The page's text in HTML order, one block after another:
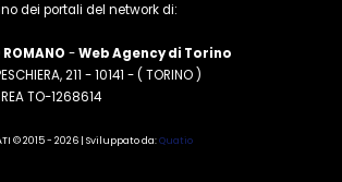
dei portali del network di:
-Web Agency di Torino
211 - 10141 - ( TORINO )
TO-1268614
© 2015 - 2026 | Sviluppato da:Quatio